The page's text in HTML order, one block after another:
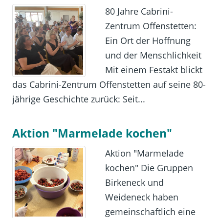
80 Jahre Cabrini-
Zentrum Offenstetten:
Ein Ort der Hoffnung
und der Menschlichkeit
Mit einem Festakt blickt
das Cabrini-Zentrum Offenstetten auf seine 80-
jährige Geschichte zurück: Seit...
Aktion "Marmelade kochen"
Aktion "Marmelade
kochen" Die Gruppen
Birkeneck und
Weideneck haben
gemeinschaftlich eine